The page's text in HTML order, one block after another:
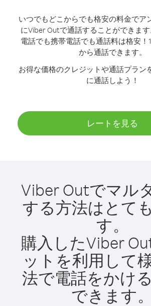
いつでもどこからでも格安の料金でア
にViber Outで通話することができます
電話でも携帯電話でも通話料は格安！
から通話できます。
お得な価格のクレジットや通話プラン
に通話しよう！
レートを見る
Viber Outでマル
する方法はとて
す。
購入したViber
ットを利用して
法で電話をかけ
できます。